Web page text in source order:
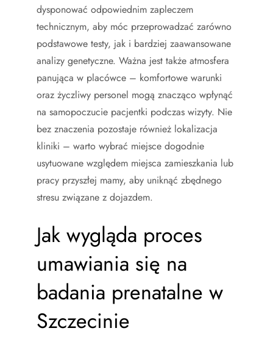
dysponować odpowiednim zapleczem
technicznym, aby móc przeprowadzać zarówno
podstawowe testy, jak i bardziej zaawansowane
analizy genetyczne. Ważna jest także atmosfera
panująca w placówce – komfortowe warunki
oraz życzliwy personel mogą znacząco wpłynąć
na samopoczucie pacjentki podczas wizyty. Nie
bez znaczenia pozostaje również lokalizacja
kliniki – warto wybrać miejsce dogodnie
usytuowane względem miejsca zamieszkania lub
pracy przyszłej mamy, aby uniknąć zbędnego
stresu związane z dojazdem.
Jak wygląda proces
umawiania się na
badania prenatalne w
Szczecinie